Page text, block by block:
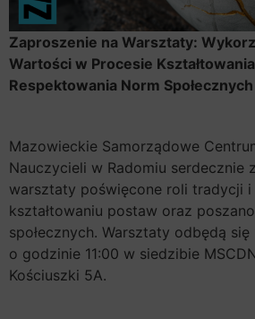
Zaproszenie na Warsztaty:
Wartości w Procesie
Respektowania Norm Społecznych
Mazowieckie Samorządowe
Nauczycieli w Radomiu serdecznie
warsztaty poświęcone roli tradycji
kształtowaniu postaw oraz
społecznych. Warsztaty odbędą
o godzinie 11:00 w siedzibie
Kościuszki 5A.